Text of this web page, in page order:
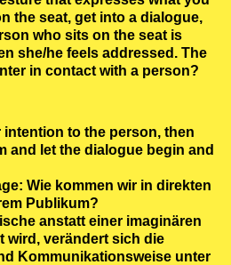
the seat, get into a dialogue,
who sits on the seat is
she/he feels addressed. The
in contact with a person?
intention to the person, then
and let the dialogue begin and
Wie kommen wir in direkten
Publikum?
anstatt einer imaginären
wird, verändert sich die
Kommunikationsweise unter